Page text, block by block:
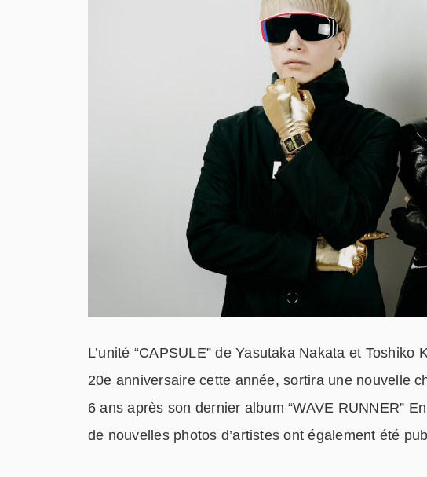
L’unité “CAPSULE” de Yasutaka Nakata et Toshiko
20e anniversaire cette année, sortira une nouvelle
6 ans après son dernier album “WAVE RUNNER”
de nouvelles photos d’artistes ont également été